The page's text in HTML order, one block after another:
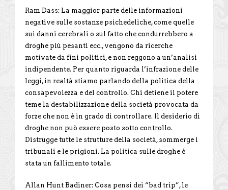
Ram Dass: La maggior parte delle informazioni
negative sulle sostanze psichedeliche, come quelle
sui danni cerebrali o sul fatto che condurrebbero a
droghe più pesanti ecc., vengono da ricerche
motivate da fini politici, e non reggono a un’analisi
indipendente. Per quanto riguarda l’infrazione delle
leggi, in realtà stiamo parlando della politica della
consapevolezza e del controllo. Chi detiene il potere
teme la destabilizzazione della società provocata da
forze che non è in grado di controllare. Il desiderio di
droghe non può essere posto sotto controllo.
Distrugge tutte le strutture della società, sommerge i
tribunali e le prigioni. La politica sulle droghe è
stata un fallimento totale.
Allan Hunt Badiner: Cosa pensi dei “bad trip”, le